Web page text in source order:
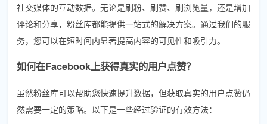
社交媒体的互动数据。无论是刷粉、刷赞、刷浏览量，还是增加
评论和分享，粉丝库都能提供一站式的解决方案。通过我们的服
务，您可以在短时间内显著提高内容的可见性和吸引力。
如何在Facebook上获得真实的用户点赞？
虽然粉丝库可以帮助您快速提升数据，但获取真实的用户点赞仍
然需要一定的策略。以下是一些经过验证的有效方法：